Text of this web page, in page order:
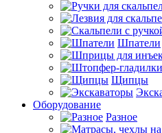
Шпатели
Щипцы
Оборудование
Разное